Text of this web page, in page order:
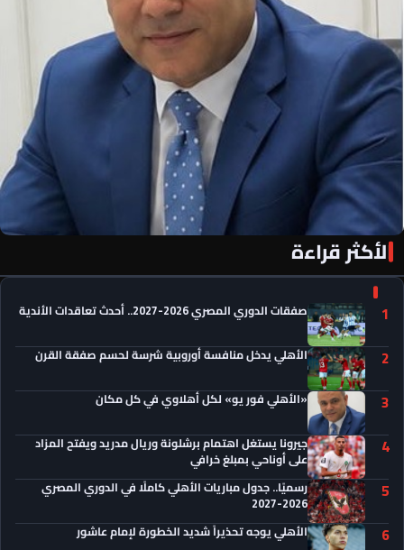
«الأهلي فور يو» لكل أهلاوي في كل مكان
الأكثر قراءة
1 صفقات الدوري المصري 2026-2027.. أحدث تعاقدات الأندية
2 الأهلي يدخل منافسة أوروبية شرسة لحسم صفقة القرن
3 «الأهلي فور يو» لكل أهلاوي في كل مكان
4 جيرونا يستغل اهتمام برشلونة وريال مدريد ويفتح المزاد
على أوناحي بمبلغ خرافي
5 رسميًا.. جدول مباريات الأهلي كاملًا في الدوري المصري
2026-2027
6 الأهلي يوجه تحذيراً شديد الخطورة لإمام عاشور